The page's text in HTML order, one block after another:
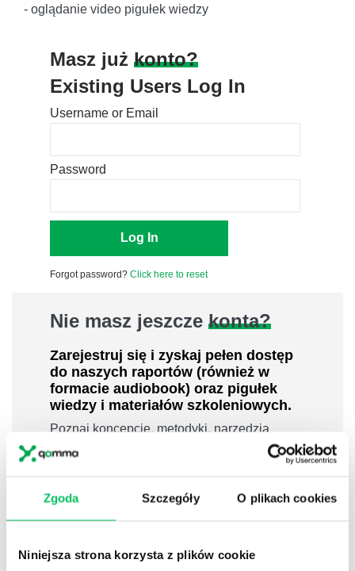
Zgoda Szczegóły O plikach cookies
Niniejsza strona korzysta z plików cookie
- oglądanie video pigułek wiedzy
Masz już konto?
Existing Users Log In
Username or Email
Password
Forgot password? Click here to reset
Nie masz jeszcze konta?
Zarejestruj się i zyskaj pełen dostęp
do naszych raportów (również w
formacie audiobook) oraz pigułek
wiedzy i materiałów szkoleniowych.
Poznaj koncepcje, metodyki, narzędzia
efektywności osobistej.
800 pigułek wiedzy